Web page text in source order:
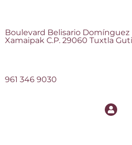
Boulevard Belisario Domínguez
Xamaipak C.P. 29060 Tuxtla
961 346 9030